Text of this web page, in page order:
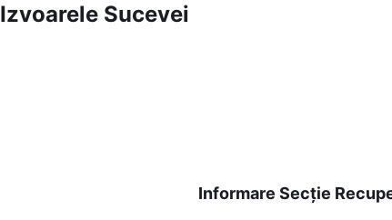
Izvoarele Sucevei
Informare Secție